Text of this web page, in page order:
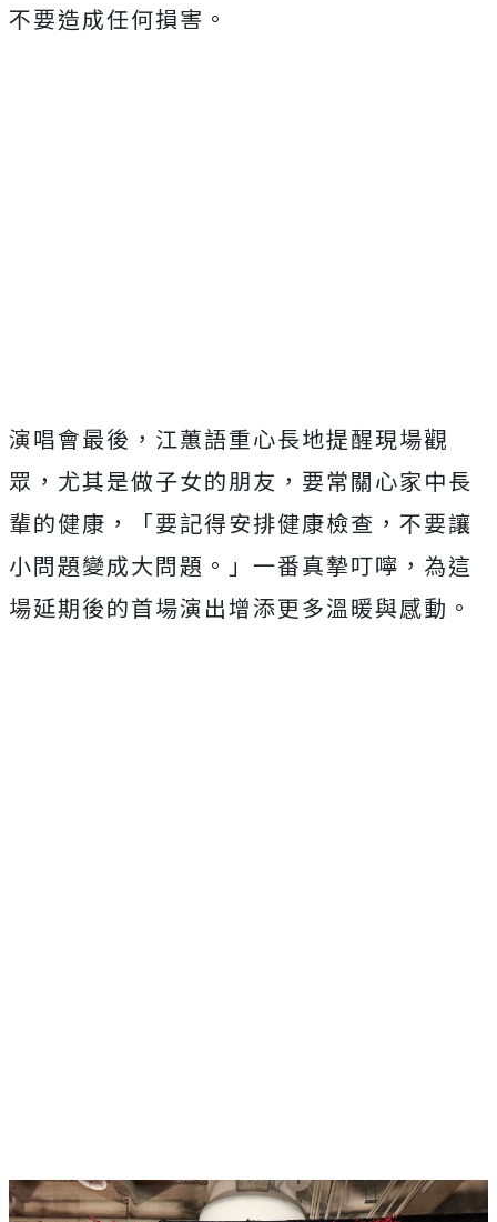
不要造成任何損害。
演唱會最後，江蕙語重心長地提醒現場觀
眾，尤其是做子女的朋友，要常關心家中長
輩的健康，「要記得安排健康檢查，不要讓
小問題變成大問題。」一番真摯叮嚀，為這
場延期後的首場演出增添更多溫暖與感動。